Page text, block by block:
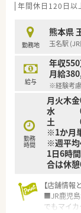
年間休日120日以
勤務地
熊本県
玉名駅
給与
年収
月給
※経験考慮
勤務
時間
月火木
水
土
※1か月
※週平均
1日6時
合は休
【店舗情報
■JR鹿児島
でもマイ